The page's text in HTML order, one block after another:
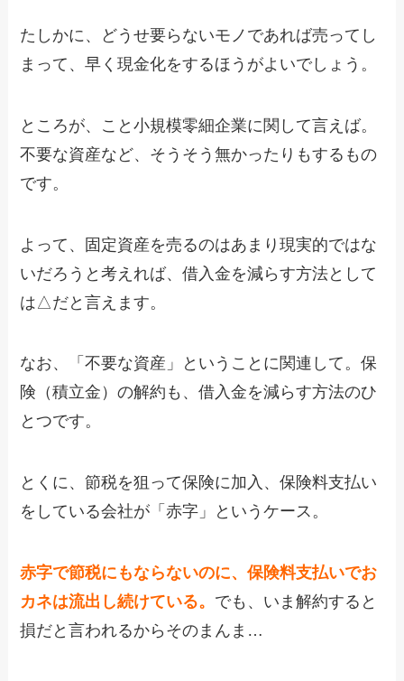
たしかに、どうせ要らないモノであれば売ってし
まって、早く現金化をするほうがよいでしょう。
ところが、こと小規模零細企業に関して言えば。
不要な資産など、そうそう無かったりもするもの
です。
よって、固定資産を売るのはあまり現実的ではな
いだろうと考えれば、借入金を減らす方法として
は△だと言えます。
なお、「不要な資産」ということに関連して。保
険（積立金）の解約も、借入金を減らす方法のひ
とつです。
とくに、節税を狙って保険に加入、保険料支払い
をしている会社が「赤字」というケース。
赤字で節税にもならないのに、保険料支払いでお
カネは流出し続けている。 でも、いま解約すると
損だと言われるからそのまんま…